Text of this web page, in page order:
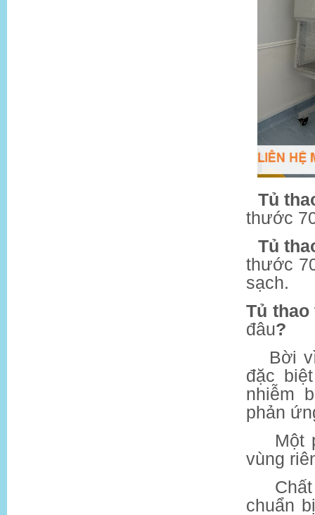
Tủ
thước
Tủ
thước
sạch.
Tủ
đâu?
Bời
đặc
nhiễm
phản
Một
vùng
chuẩn